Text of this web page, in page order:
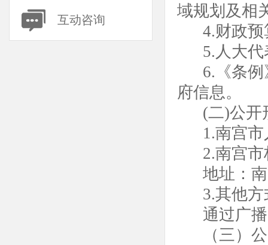
互动咨询
域规划及相
4.财政
5.人大
6.《条
府信息。
(二)公开
1.南宫市
2.南宫市
地址：
3.其他方
通过广
（三）